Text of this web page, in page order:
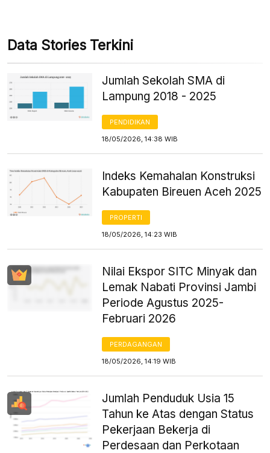
Data Stories Terkini
Jumlah Sekolah SMA di
Lampung 2018 - 2025
PENDIDIKAN
18/05/2026, 14:38 WIB
Indeks Kemahalan Konstruksi
Kabupaten Bireuen Aceh 2025
PROPERTI
18/05/2026, 14:23 WIB
Nilai Ekspor SITC Minyak dan
Lemak Nabati Provinsi Jambi
Periode Agustus 2025-
Februari 2026
PERDAGANGAN
18/05/2026, 14:19 WIB
Jumlah Penduduk Usia 15
Tahun ke Atas dengan Status
Pekerjaan Bekerja di
Perdesaan dan Perkotaan